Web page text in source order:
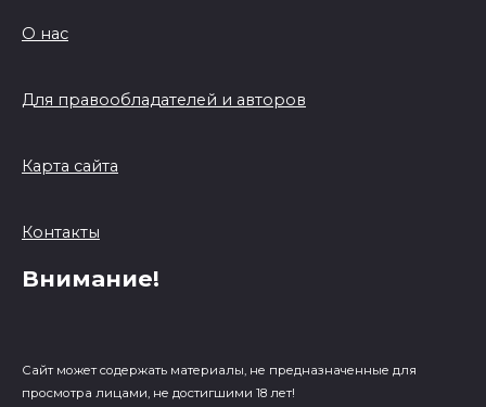
О нас
Для правообладателей и авторов
Карта сайта
Контакты
Внимание!
Сайт может содержать материалы, не предназначенные для
просмотра лицами, не достигшими 18 лет!